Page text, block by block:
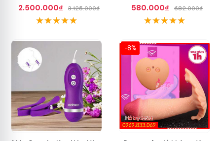
2.500.000₫
3.125.000₫
580.000₫
682.000₫
-8%